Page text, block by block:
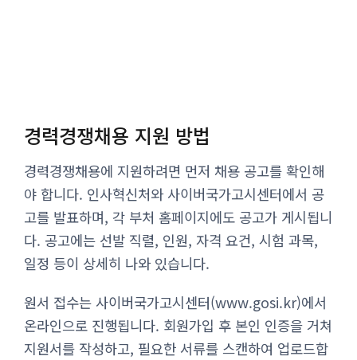
경력경쟁채용 지원 방법
경력경쟁채용에 지원하려면 먼저 채용 공고를 확인해
야 합니다. 인사혁신처와 사이버국가고시센터에서 공
고를 발표하며, 각 부처 홈페이지에도 공고가 게시됩니
다. 공고에는 선발 직렬, 인원, 자격 요건, 시험 과목,
일정 등이 상세히 나와 있습니다.
원서 접수는 사이버국가고시센터(www.gosi.kr)에서
온라인으로 진행됩니다. 회원가입 후 본인 인증을 거쳐
지원서를 작성하고, 필요한 서류를 스캔하여 업로드합